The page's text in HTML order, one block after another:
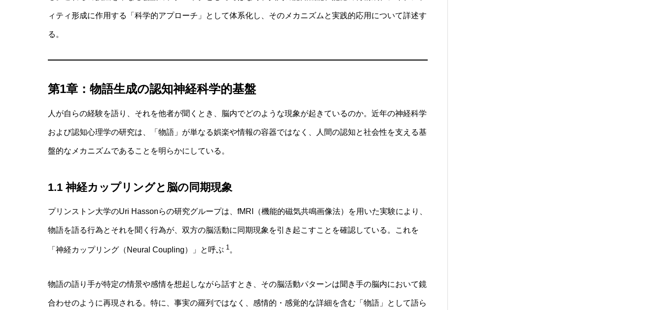
ィティ形成に作用する「科学的アプローチ」として体系化し、そのメカニズムと実践的応用について詳述す
る。
第1章：物語生成の認知神経科学的基盤
人が自らの経験を語り、それを他者が聞くとき、脳内でどのような現象が起きているのか。近年の神経科学
および認知心理学の研究は、「物語」が単なる娯楽や情報の容器ではなく、人間の認知と社会性を支える基
盤的なメカニズムであることを明らかにしている。
1.1 神経カップリングと脳の同期現象
プリンストン大学のUri Hassonらの研究グループは、fMRI（機能的磁気共鳴画像法）を用いた実験により、
物語を語る行為とそれを聞く行為が、双方の脳活動に同期現象を引き起こすことを確認している。これを
「神経カップリング（Neural Coupling）」と呼ぶ 1。
物語の語り手が特定の情景や感情を想起しながら話すとき、その脳活動パターンは聞き手の脳内において鏡
合わせのように再現される。特に、事実の羅列ではなく、感情的・感覚的な詳細を含む「物語」として語ら